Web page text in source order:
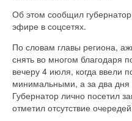
Об этом сообщил
эфире в соцсетях.
По словам главы региона,
снять во многом благодаря
вечеру 4 июля, когда ввели
минимальными, а за два
Губернатор лично посетил
отметил отсутствие